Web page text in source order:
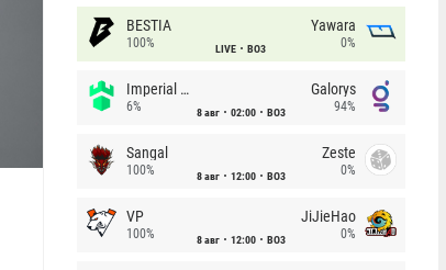
BESTIA
100% LIVE BO3
Yawara
0%
Imperial (Brazil)
6% 8 авг 02:00 BO3
Galorys
94%
Sangal
100% 8 авг 12:00 BO3
Zeste
0%
VP
100% 8 авг 12:00 BO3
JiJieHao
0%